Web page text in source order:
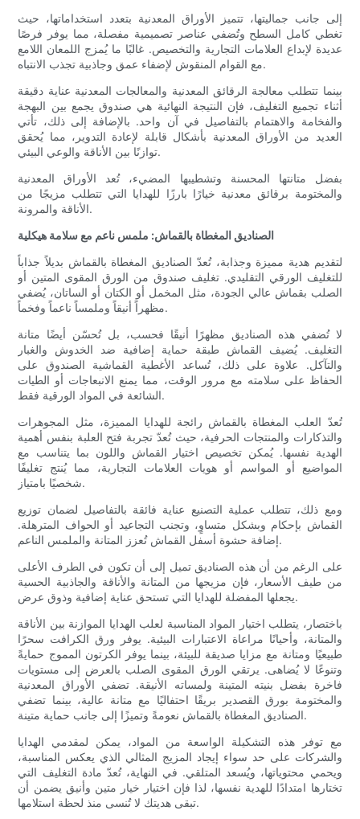
إلى جانب جماليتها، تتميز الأوراق المعدنية بتعدد استخداماتها، حيث
تغطي كامل السطح وتُضفي عناصر تصميمية مفصلة، ​​مما يوفر فرصًا
عديدة لإبداع العلامات التجارية والتخصيص. غالبًا ما يُمزج اللمعان اللامع
مع القوام المنقوش لإضفاء عمق وجاذبية تجذب الانتباه.
بينما تتطلب معالجة الرقائق المعدنية والمعالجات المعدنية عناية دقيقة
أثناء تجميع التغليف، فإن النتيجة النهائية هي صندوق يجمع بين البهجة
والفخامة والاهتمام بالتفاصيل في آن واحد. بالإضافة إلى ذلك، تأتي
العديد من الأوراق المعدنية بأشكال قابلة لإعادة التدوير، مما يُحقق
توازنًا بين الأناقة والوعي البيئي.
بفضل متانتها المحسنة وتشطيبها المضيء، تُعد الأوراق المعدنية
والمختومة برقائق معدنية خيارًا بارزًا للهدايا التي تتطلب مزيجًا من
الأناقة والمرونة.
الصناديق المغطاة بالقماش: ملمس ناعم مع سلامة هيكلية
لتقديم هدية مميزة وجذابة، تُعدّ الصناديق المغطاة بالقماش بديلاً جذاباً
للتغليف الورقي التقليدي. تغليف صندوق من الورق المقوى المتين أو
الصلب بقماش عالي الجودة، مثل المخمل أو الكتان أو الساتان، يُضفي
مظهراً أنيقاً وملمساً ناعماً وفخماً.
لا تُضفي هذه الصناديق مظهرًا أنيقًا فحسب، بل تُحسّن أيضًا متانة
التغليف. يُضيف القماش طبقة حماية إضافية ضد الخدوش والغبار
والتآكل. علاوة على ذلك، تُساعد الأغطية القماشية الصندوق على
الحفاظ على سلامته مع مرور الوقت، مما يمنع الانبعاجات أو الطيات
الشائعة في المواد الورقية فقط.
تُعدّ العلب المغطاة بالقماش رائجة للهدايا المميزة، مثل المجوهرات
والتذكارات والمنتجات الحرفية، حيث تُعدّ تجربة فتح العلبة بنفس أهمية
الهدية نفسها. يُمكن تخصيص اختيار القماش واللون بما يتناسب مع
المواضيع أو المواسم أو هويات العلامات التجارية، مما يُنتج تغليفًا
شخصيًا بامتياز.
ومع ذلك، تتطلب عملية التصنيع عناية فائقة بالتفاصيل لضمان توزيع
القماش بإحكام وبشكل متساوٍ، وتجنب التجاعيد أو الحواف المترهلة.
إضافة حشوة أسفل القماش تُعزز المتانة والملمس الناعم.
على الرغم من أن هذه الصناديق تميل إلى أن تكون في الطرف الأعلى
من طيف الأسعار، فإن مزيجها من المتانة والأناقة والجاذبية الحسية
يجعلها المفضلة للهدايا التي تستحق عناية إضافية وذوق عرض.
باختصار، يتطلب اختيار المواد المناسبة لعلب الهدايا الموازنة بين الأناقة
والمتانة، وأحيانًا مراعاة الاعتبارات البيئية. يوفر ورق الكرافت سحرًا
طبيعيًا ومتانة مع مزايا صديقة للبيئة، بينما يوفر الكرتون المموج حمايةً
وتنوعًا لا يُضاهى. يرتقي الورق المقوى الصلب بالعرض إلى مستويات
فاخرة بفضل بنيته المتينة ولمساته الأنيقة. تضفي الأوراق المعدنية
والمختومة بورق القصدير بريقًا احتفاليًا مع متانة عالية، بينما تضفي
الصناديق المغطاة بالقماش نعومةً وتميزًا إلى جانب حماية متينة.
مع توفر هذه التشكيلة الواسعة من المواد، يمكن لمقدمي الهدايا
والشركات على حد سواء إيجاد المزيج المثالي الذي يعكس المناسبة،
ويحمي محتوياتها، ويُسعد المتلقي. في النهاية، تُعدّ مادة التغليف التي
تختارها امتدادًا للهدية نفسها، لذا فإن اختيار خيار متين وأنيق يضمن أن
تبقى هديتك لا تُنسى منذ لحظة استلامها.